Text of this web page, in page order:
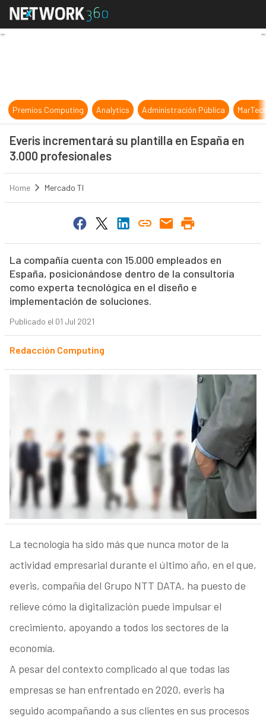
Everis incrementará su plantilla
Premios Computing Analytics Administración Pública
Everis incrementará su plantilla en España en
3.000 profesionales
Home Mercado TI
La compañía cuenta con 15.000 empleados en
España, posicionándose dentro de la consultoría
como experta tecnológica en el diseño e
implementación de soluciones.
Publicado el 01 Jul 2021
Redacción Computing
La tecnología ha sido más que nunca motor de la
actividad empresarial durante el último año, en el que,
everis, compañía del Grupo NTT DATA, ha puesto de
relieve cómo la digitalización puede impulsar el
crecimiento, apoyando a todos los sectores de la
economía.
A pesar del contexto complicado al que todas las
empresas se han enfrentado en 2020, everis ha
seguido acompañando a sus clientes en sus procesos